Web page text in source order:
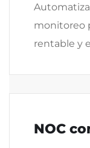
monitoreo
rentable y
NOC